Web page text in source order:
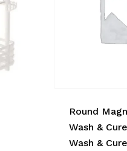
Round
Wash &
Wash & Cure